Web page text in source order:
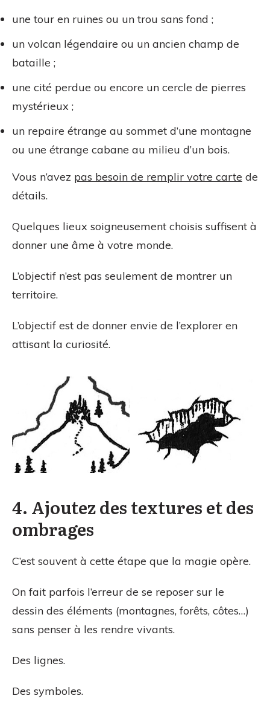
une tour en ruines ou un trou sans fond ;
un volcan légendaire ou un ancien champ de
bataille ;
une cité perdue ou encore un cercle de pierres
mystérieux ;
un repaire étrange au sommet d’une montagne
ou une étrange cabane au milieu d’un bois.
Vous n’avez pas besoin de remplir votre carte de
détails.
Quelques lieux soigneusement choisis suffisent à
donner une âme à votre monde.
L’objectif n’est pas seulement de montrer un
territoire.
L’objectif est de donner envie de l’explorer en
attisant la curiosité.
4. Ajoutez des textures et des
ombrages
C’est souvent à cette étape que la magie opère.
On fait parfois l’erreur de se reposer sur le
dessin des éléments (montagnes, forêts, côtes…)
sans penser à les rendre vivants.
Des lignes.
Des symboles.